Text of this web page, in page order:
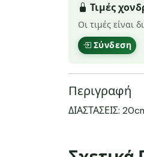
Τιμές
Οι τιμές είναι
Σύνδεση
Περιγραφή
ΔΙΑΣΤΑΣΕΙΣ: